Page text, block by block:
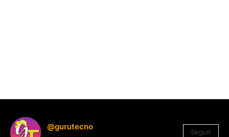
@gurutecno
Seguir